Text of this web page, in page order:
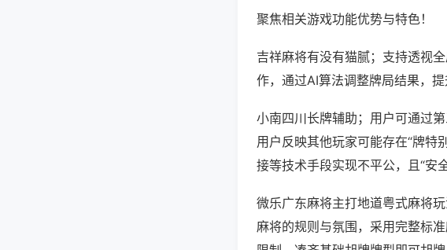
聚焦相关游戏功能优势与特色！
吉祥麻将有没有猫腻；支持透视
作，通过AI算法调整牌局结果，提
小南四川长牌辅助；用户可通过
用户反映其他玩家可能存在“牌特
接等技术手段实现不平公，且“安全
微乐广东麻将主打地道粤式麻将
麻将的规则与氛围，采用完整标